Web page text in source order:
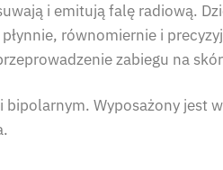
i emitują falę radiową.
równomiernie i
zabiegu na
Wyposażony jest